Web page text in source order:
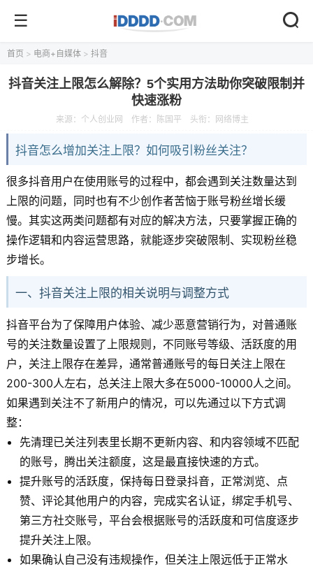
首页 > 电商+自媒体 > 抖音
抖音关注上限怎么解除？5个实用方法助你突破限制并
快速涨粉
来源： 个人创业网 作者：陈国平 头衔：网络博主
抖音怎么增加关注上限？如何吸引粉丝关注？
很多抖音用户在使用账号的过程中，都会遇到关注数量达到
上限的问题，同时也有不少创作者苦恼于账号粉丝增长缓
慢。其实这两类问题都有对应的解决方法，只要掌握正确的
操作逻辑和内容运营思路，就能逐步突破限制、实现粉丝稳
步增长。
一、抖音关注上限的相关说明与调整方式
抖音平台为了保障用户体验、减少恶意营销行为，对普通账
号的关注数量设置了上限规则，不同账号等级、活跃度的用
户，关注上限存在差异，通常普通账号的每日关注上限在
200-300人左右，总关注上限大多在5000-10000人之间。
如果遇到关注不了新用户的情况，可以先通过以下方式调
整：
先清理已关注列表里长期不更新内容、和内容领域不匹配
的账号，腾出关注额度，这是最直接快速的方式。
提升账号的活跃度，保持每日登录抖音，正常浏览、点
赞、评论其他用户的内容，完成实名认证，绑定手机号、
第三方社交账号，平台会根据账号的活跃度和可信度逐步
提升关注上限。
如果确认自己没有违规操作，但关注上限远低于正常水